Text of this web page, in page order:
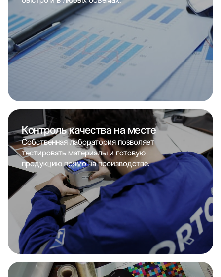
Контроль качества на месте
Собственная лаборатория позволяет
тестировать материалы и готовую
продукцию прямо на производстве.